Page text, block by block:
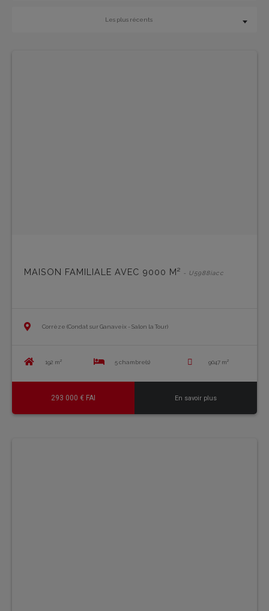
Les plus récents
MAISON FAMILIALE AVEC 9000 M² - U5988iacc
Corrèze (Condat sur Ganaveix - Salon la Tour)
192 m² 5 chambre(s) 9047 m²
293 000 € FAI En savoir plus